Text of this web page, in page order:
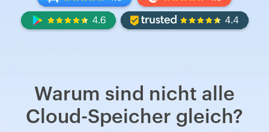
Warum sind nicht alle
Cloud-Speicher gleich?